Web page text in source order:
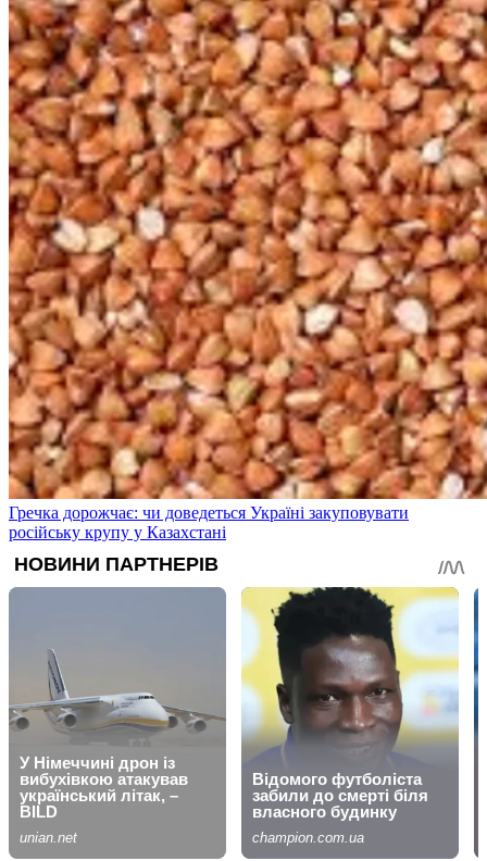
Гречка дорожчає: чи доведеться Україні закуповувати
російську крупу у Казахстані